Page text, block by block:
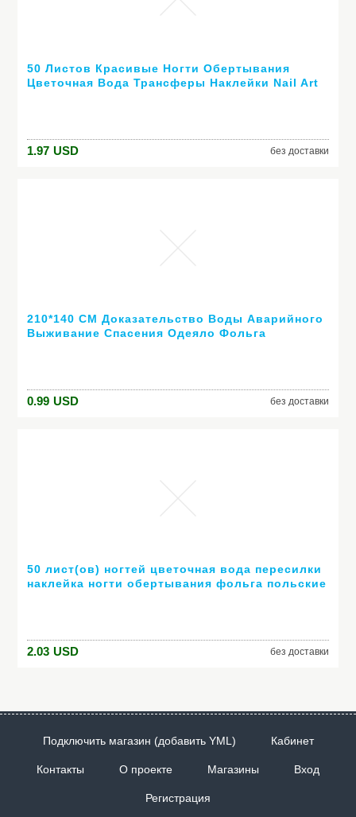
50 Листов Красивые Ногти Обертывания
Цветочная Вода Трансферы Наклейки Nail Art
1.97 USD без доставки
210*140 СМ Доказательство Воды Аварийного
Выживание Спасения Одеяло Фольга
0.99 USD без доставки
50 лист(ов) ногтей цветочная вода пересилки
наклейка ногти обертывания фольга польские
2.03 USD без доставки
Подключить магазин (добавить YML) Кабинет
Контакты О проекте Магазины Вход
Регистрация